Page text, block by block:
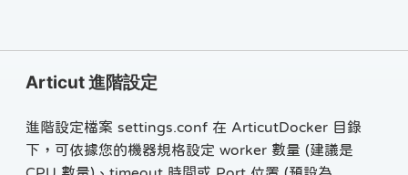
Articut 進階設定
進階設定檔案 settings.conf 在 ArticutDocker 目錄
下，可依據您的機器規格設定 worker 數量 (建議是